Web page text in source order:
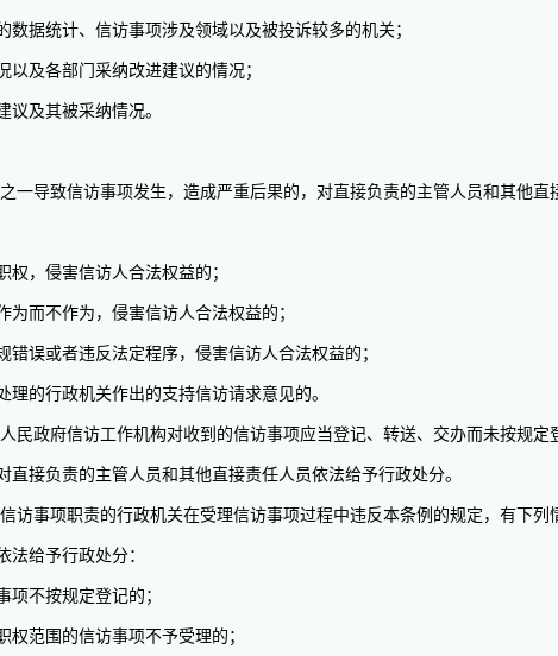
据统计、信访事项涉及领域以及被投诉较多的机关；
及各部门采纳改进建议的情况；
及其被采纳情况。
导致信访事项发生，造成严重后果的，对直接负责的主管人员和其他直
，侵害信访人合法权益的；
而不作为，侵害信访人合法权益的；
误或者违反法定程序，侵害信访人合法权益的；
的行政机关作出的支持信访请求意见的。
政府信访工作机构对收到的信访事项应当登记、转送、交办而未按规定
直接负责的主管人员和其他直接责任人员依法给予行政处分。
事项职责的行政机关在受理信访事项过程中违反本条例的规定，有下列
法给予行政处分：
不按规定登记的；
范围的信访事项不予受理的；